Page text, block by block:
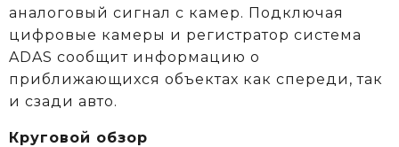
аналоговый сигнал с камер. Подключая
цифровые камеры и регистратор система
ADAS сообщит информацию о
приближающихся объектах как спереди, так
и сзади авто.
Круговой обзор